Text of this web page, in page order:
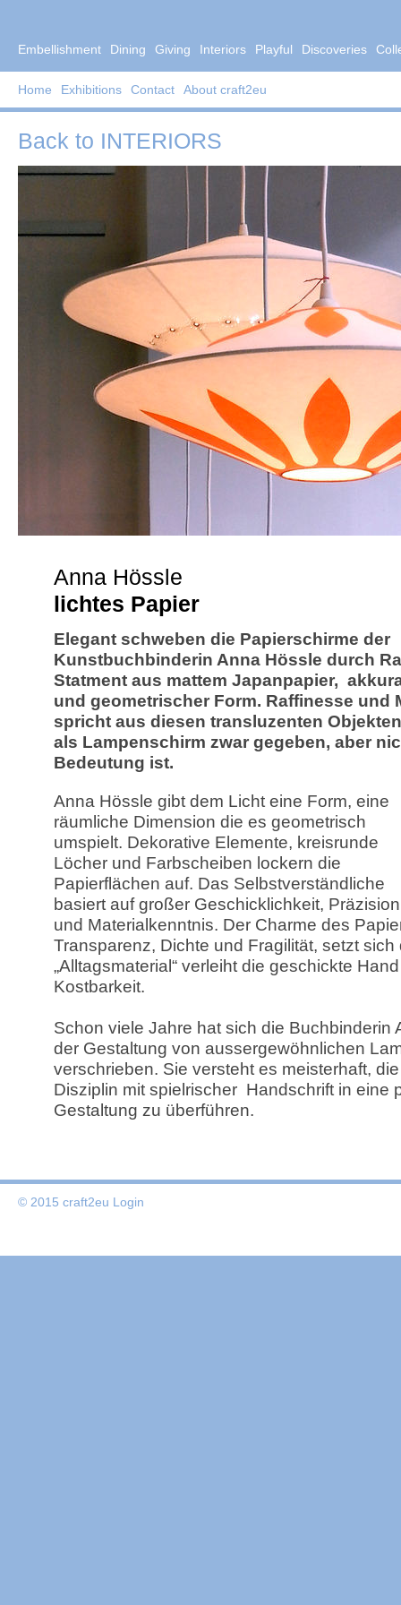
Embellishment Dining Giving Interiors Playful Discoveries
Home Exhibitions Contact About craft2eu
Back to INTERIORS
Anna Hössle
lichtes Papier
Elegant schweben die Papierschirme der
Kunstbuchbinderin Anna Hössle durch
Statment aus mattem Japanpapier,
und geometrischer Form. Raffinesse und
spricht aus diesen transluzenten
als Lampenschirm zwar gegeben, aber
Bedeutung ist.
Anna Hössle gibt dem Licht eine Form, eine
räumliche Dimension die es geometrisch
umspielt. Dekorative Elemente, kreisrunde
Löcher und Farbscheiben lockern die
Papierflächen auf. Das Selbstverständliche
basiert auf großer Geschicklichkeit, Präzision
und Materialkenntnis. Der Charme des
Transparenz, Dichte und Fragilität, setzt
„Alltagsmaterial“ verleiht die geschickte
Kostbarkeit.
Schon viele Jahre hat sich die Buchbinderin
der Gestaltung von aussergewöhnlichen
verschrieben. Sie versteht es meisterhaft,
Disziplin mit spielrischer Handschrift in eine
Gestaltung zu überführen.
© 2015 craft2eu Login